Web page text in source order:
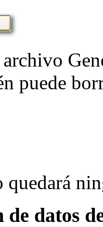
puede
quedará
datos